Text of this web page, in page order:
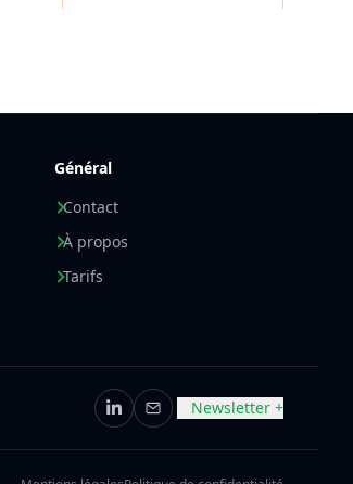
Général
Contact
À propos
Tarifs
LinkedIn
E-mailNewsletter +